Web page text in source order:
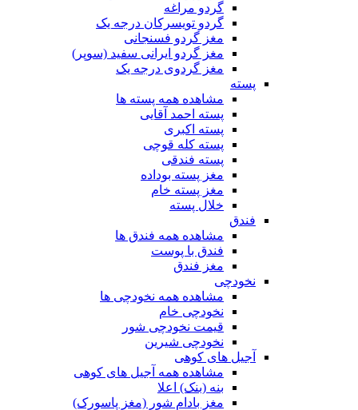
گردو مراغه
گردو تویسرکان درجه یک
مغز گردو فسنجانی
مغز گردو ایرانی سفید (سوپر)
مغز گردوی درجه یک
پسته
مشاهده همه پسته ها
پسته احمد آقایی
پسته اکبری
پسته کله قوچی
پسته فندقی
مغز پسته بوداده
مغز پسته خام
خلال پسته
فندق
مشاهده همه فندق ها
فندق با پوست
مغز فندق
نخودچی
مشاهده همه نخودچی ها
نخودچی خام
قیمت نخودچی شور
نخودچی شیرین
آجیل های کوهی
مشاهده همه آجیل های کوهی
بنه (بنک) اعلا
مغز بادام شور (مغز پاسورک)